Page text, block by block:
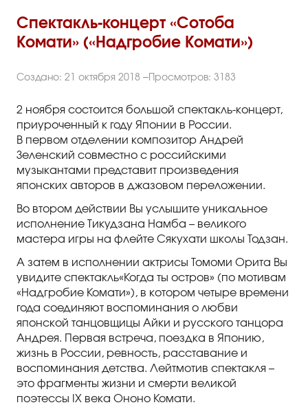
Правила группового посещения
Репертуар
Афиша
Билеты
Контакты
Спектакль-концерт «Сотоба
Комати» («Надгробие Комати»)
Создано: 21 октября 2018 Просмотров: 3183
2 ноября состоится большой спектакль-концерт,
приуроченный к году Японии в России.
В первом отделении композитор Андрей
Зеленский совместно с российскими
музыкантами представит произведения
японских авторов в джазовом переложении.
Во втором действии Вы услышите уникальное
исполнение Тикудзана Намба – великого
мастера игры на флейте Сякухати школы Тодзан.
А затем в исполнении актрисы Томоми Орита Вы
увидите спектакль«Когда ты остров» (по мотивам
«Надгробие Комати»), в котором четыре времени
года соединяют воспоминания о любви
японской танцовщицы Айки и русского танцора
Андрея. Первая встреча, поездка в Японию,
жизнь в России, ревность, расставание и
воспоминания детства. Лейтмотив спектакля –
это фрагменты жизни и смерти великой
поэтессы IX века Ононо Комати.